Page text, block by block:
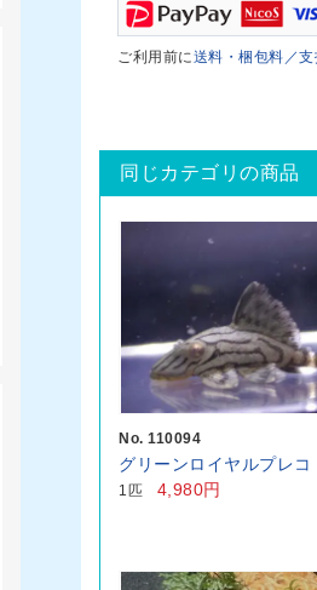
ご利用前に送料・梱包料／
同じカテゴリの商品
No. 110094
グリーンロイヤルプレコ
1匹 4,980円